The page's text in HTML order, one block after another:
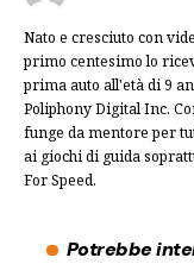
Nato e cresciuto con
primo centesimo lo
prima auto all'età di 9
Poliphony Digital Inc.
funge da mentore per
ai giochi di guida
For Speed.
Potrebbe